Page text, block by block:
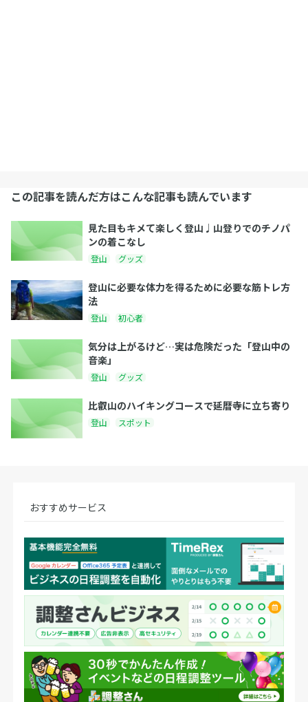
この記事を読んだ方はこんな記事も読んでいます
見た目もキメて楽しく登山♩山登りでのチノパ
ンの着こなし
登山 グッズ
登山に必要な体力を得るために必要な筋トレ方
法
登山 初心者
気分は上がるけど…実は危険だった「登山中の
音楽」
登山 グッズ
比叡山のハイキングコースで延暦寺に立ち寄り
登山 スポット
おすすめサービス